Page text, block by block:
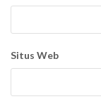
Situs Web